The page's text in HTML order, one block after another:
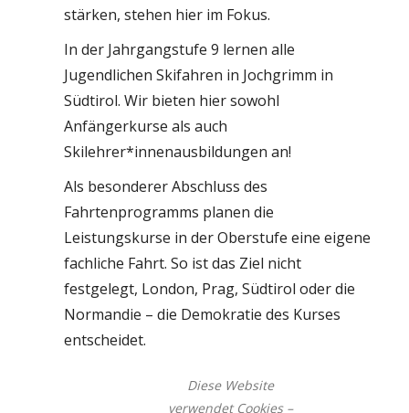
stärken, stehen hier im Fokus.
In der Jahrgangstufe 9 lernen alle
Jugendlichen Skifahren in Jochgrimm in
Südtirol. Wir bieten hier sowohl
Anfängerkurse als auch
Skilehrer*innenausbildungen an!
Als besonderer Abschluss des
Fahrtenprogramms planen die
Leistungskurse in der Oberstufe eine eigene
fachliche Fahrt. So ist das Ziel nicht
festgelegt, London, Prag, Südtirol oder die
Normandie – die Demokratie des Kurses
entscheidet.
Diese Website
verwendet Cookies –